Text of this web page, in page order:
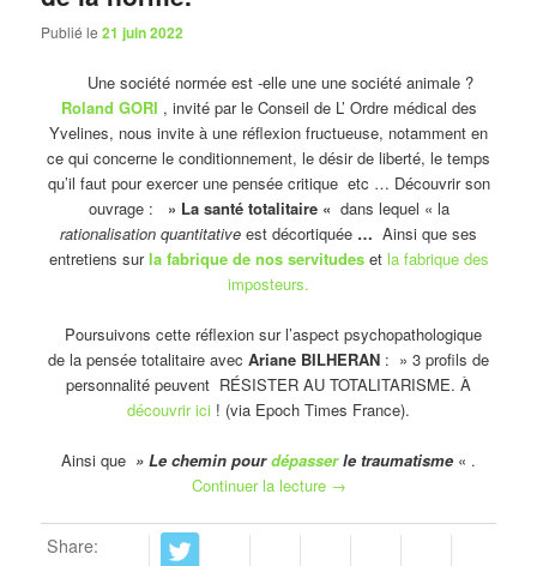
Publié le21 juin 2022
Une société normée est -elle une une société animale ?
Roland GORI , invité par le Conseil de L’ Ordre médical des
Yvelines, nous invite à une réflexion fructueuse, notamment en
ce qui concerne le conditionnement, le désir de liberté, le temps
qu’il faut pour exercer une pensée critique etc … Découvrir son
ouvrage :
» La santé totalitaire « dans lequel « la
rationalisation quantitative est décortiquée … Ainsi que ses
entretiens surla fabrique de nos servitudes et la fabrique des
imposteurs.
Poursuivons cette réflexion sur l’aspect psychopathologique
de la pensée totalitaire avec Ariane BILHERAN : » 3 profils de
personnalité peuvent RÉSISTER AU TOTALITARISME. À
découvrir ici ! (via Epoch Times France).
Ainsi que » Le chemin pourdépasserle traumatisme « .
Continuer la lecture →
Share: